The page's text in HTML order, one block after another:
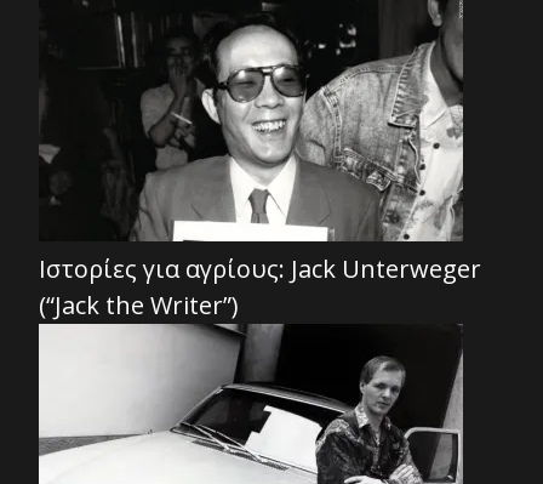
Ιστορίες για αγρίους: Jack Unterweger
(“Jack the Writer”)